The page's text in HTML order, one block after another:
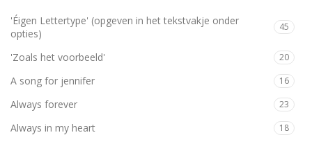
Mint
Rood
Zilver 60
Olijfgroen (zoals het voorbeeld) 5
'Éigen Lettertype' (opgeven in het tekstvakje onder
opties)
45
'Zoals het voorbeeld' 20
A song for jennifer 16
Always forever 23
Always in my heart 18